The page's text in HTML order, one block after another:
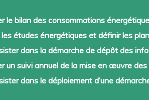
le bilan des consommations
les études énergétiques et définir les
dans la démarche de dépôt des
un suivi annuel de la mise en œuvre
dans le déploiement d’une